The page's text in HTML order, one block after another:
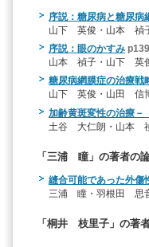
序説：糖尿病と糖尿病
山下 英俊・山本 禎
序説：眼のかすみ p139
山本 禎子・山下 英
糖尿病網膜症の治療戦
山下 英俊・山田 信
加齢黄斑変性の治療－
土谷 大仁朗・山本
「三浦 瞳」の著者の
縫合可能であった外傷
三浦 瞳・羽根田 思
「桐井 枝里子」の著